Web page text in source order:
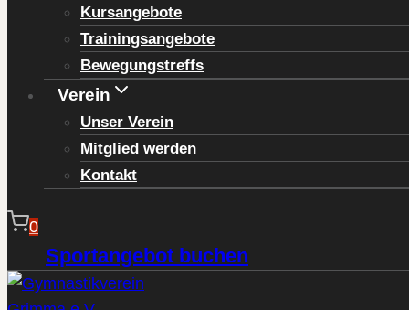
Kursangebote
Trainingsangebote
Bewegungstreffs
Verein
Unser Verein
Mitglied werden
Kontakt
0
Sportangebot buchen